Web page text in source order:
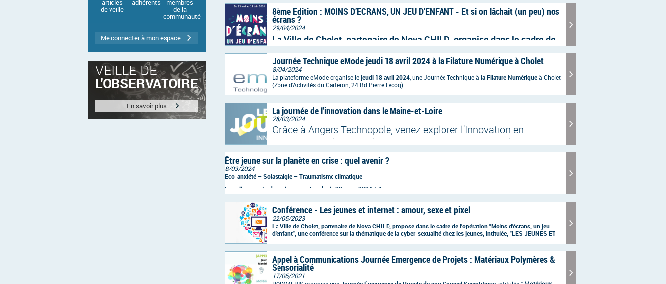
pourraient leur donner des matières textiles / jouets liées au monde de
l’enfance (tissus en surplus, objets invendus ou abimés, seconde main…)
8ème Edition : MOINS D’ECRANS, UN JEU D’ENFANT - Et si on lâchait (un peu) nos
écrans ?
29/04/2024
La Ville de Cholet, partenaire de Nova CHILD, organise dans le cadre de
la 8eme édition de l’opération "Moins d'écrans, un jeu d'enfant", différents
temps forts pour sensibiliser aux conséquences de la surexposition aux
écrans et valoriser les effets positifs d’un usage adapté.
Journée Technique eMode jeudi 18 avril 2024 à la Filature Numérique à Cholet
8/04/2024
La plateforme eMode organise le jeudi 18 avril 2024, une Journée Technique àla Filature Numérique à Cholet
(Zone d'Activités du Carteron, 24 Bd Pierre Lecoq).
La journée de l'innovation dans le Maine-et-Loire
28/03/2024
Grâce à Angers Technopole, venez explorer l'Innovation en
Management le 16 avril dès 9h au centre de Congrès d'Angers.
Être jeune sur la planète en crise : quel avenir ?
8/03/2024
Eco-anxiété – Solastalgie – Traumatisme climatique
Le colloque interdisciplinaire se tiendra le 22 mars 2024 à Angers.
Conférence - Les jeunes et internet : amour, sexe et pixel
22/05/2023
La Ville de Cholet, partenaire de Nova CHILD, propose dans le cadre de l'opération "Moins d'écrans, un jeu
d'enfant", une conférence sur la thématique de la cyber-sexualité chez les jeunes, intitulée, "LES JEUNES ET
Appel à Communications Journée Emergence de Projets : Matériaux Polymères &
Sensorialité
17/06/2021
articles
de veille
adhérents membres
de la
communauté
Me connecter à mon espace
VEILLE DE
L'OBSERVATOIRE
En savoir plus